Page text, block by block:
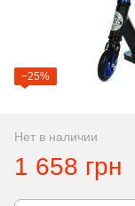
−25%
Нет в наличии
1 658 грн